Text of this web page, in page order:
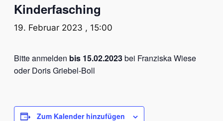
Kinderfasching
19. Februar 2023 , 15:00
Bitte anmelden bis 15.02.2023bei Franziska Wiese
oder Doris Griebel-Boll
Zum Kalender hinzufügen